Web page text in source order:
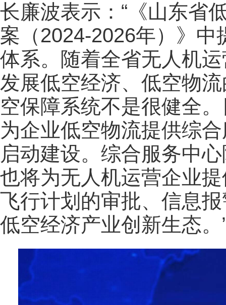
长廉波表示：“《山东省
案（2024-2026年）》
体系。随着全省无人机
发展低空经济、低空物
空保障系统不是很健全
为企业低空物流提供综
启动建设。综合服务中
也将为无人机运营企业
飞行计划的审批、信息
低空经济产业创新生态。